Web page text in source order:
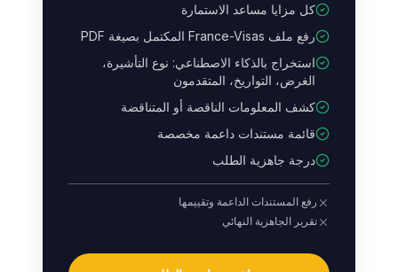
كل مزايا مساعد الاستمارة
رفع ملف France-Visas المكتمل بصيغة PDF
استخراج بالذكاء الاصطناعي: نوع التأشيرة،
الغرض، التواريخ، المتقدمون
كشف المعلومات الناقصة أو المتناقضة
قائمة مستندات داعمة مخصصة
درجة جاهزية الطلب
رفع المستندات الداعمة وتقييمها
تقرير الجاهزية النهائي